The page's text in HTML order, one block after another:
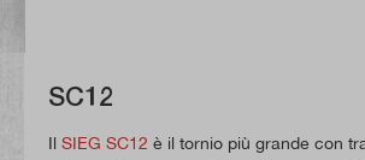
SC12
Il SIEG SC12 è il tornio più grande con